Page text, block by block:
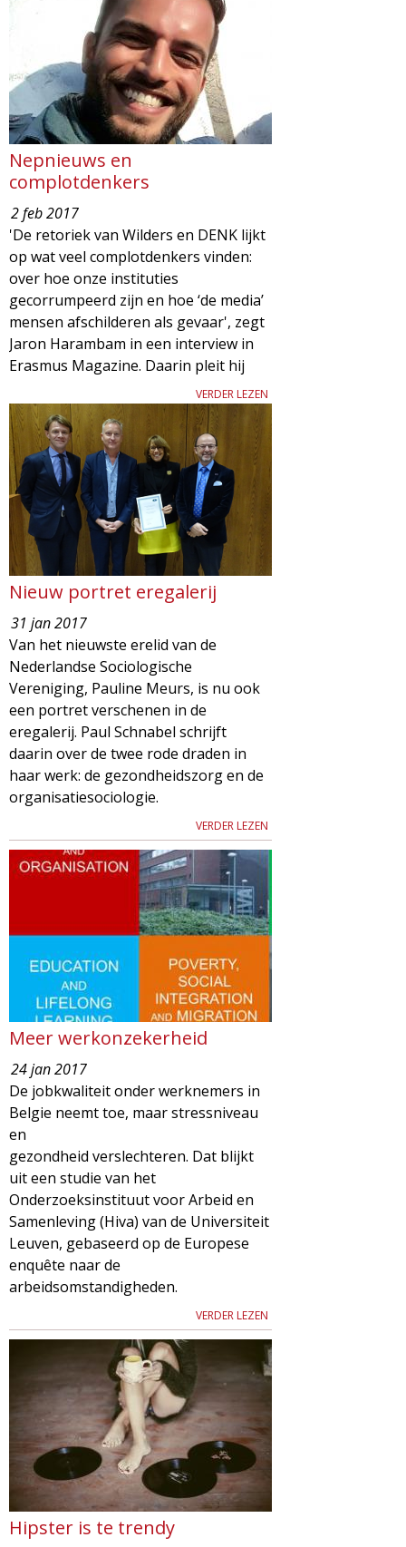
o
l
o
g
i
e
M
a
g
a
z
i
n
e
e
n
u
Nepnieuws en
complotdenkers
2 feb 2017
'De retoriek van Wilders en DENK lijkt
op wat veel complotdenkers vinden:
over hoe onze instituties
gecorrumpeerd zijn en hoe ‘de media’
mensen afschilderen als gevaar', zegt
Jaron Harambam in een interview in
Erasmus Magazine. Daarin pleit hij
VERDER LEZEN
Nieuw portret eregalerij
31 jan 2017
Van het nieuwste erelid van de
Nederlandse Sociologische
Vereniging, Pauline Meurs, is nu ook
een portret verschenen in de
eregalerij. Paul Schnabel schrijft
daarin over de twee rode draden in
haar werk: de gezondheidszorg en de
organisatiesociologie.
VERDER LEZEN
Meer werkonzekerheid
24 jan 2017
De jobkwaliteit onder werknemers in
Belgie neemt toe, maar stressniveau
en
gezondheid verslechteren. Dat blijkt
uit een studie van het
Onderzoeksinstituut voor Arbeid en
Samenleving (Hiva) van de Universiteit
Leuven, gebaseerd op de Europese
enquête naar de
arbeidsomstandigheden.
VERDER LEZEN
Hipster is te trendy